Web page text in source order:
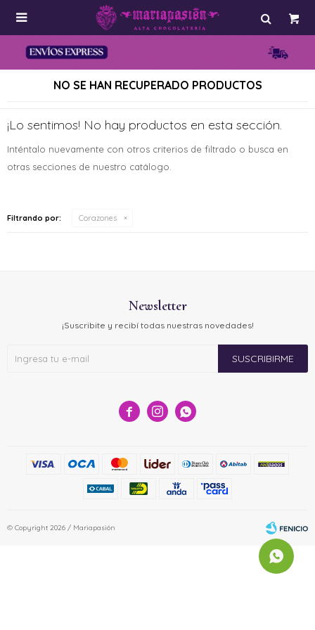

NO SE HAN RECUPERADO PRODUCTOS
¡Lo sentimos! No hay productos en esta sección.
Inténtalo nuevamente con otros criterios de filtrado o busca en
otras secciones de nuestro catálogo.
Filtrando por: Corazones
  
Newsletter
¡Suscribite y recibí todas nuestras novedades!
SUSCRIBIRME
© Copyright 2026 / Mariapasión